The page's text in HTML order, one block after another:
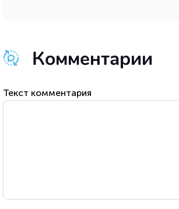
Комментарии
Текст комментария